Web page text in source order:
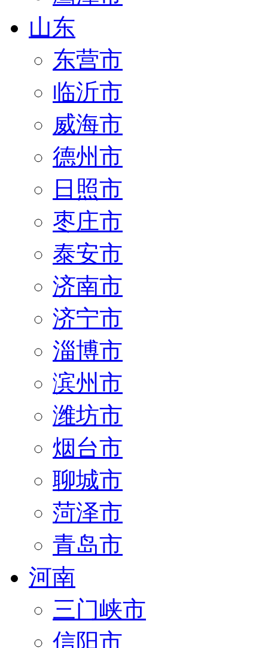
山东
东营市
临沂市
威海市
德州市
日照市
枣庄市
泰安市
济南市
济宁市
淄博市
滨州市
潍坊市
烟台市
聊城市
菏泽市
青岛市
河南
三门峡市
信阳市